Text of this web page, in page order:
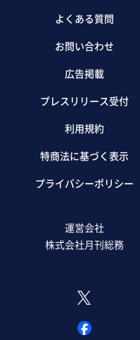
よくある質問
お問い合わせ
広告掲載
プレスリリース受付
利用規約
特商法に基づく表示
プライバシーポリシー
運営会社
株式会社月刊総務